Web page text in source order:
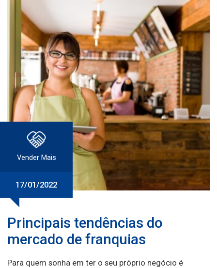
Vender Mais
17/01/2022
Principais tendências do
mercado de franquias
Para quem sonha em ter o seu próprio negócio é